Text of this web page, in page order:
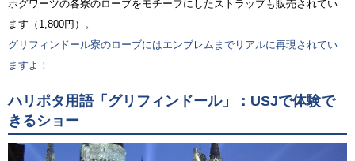
ホグワーツの各寮のローブをモチーフにしたストラップも販売されてい
ます（1,800円）。
グリフィンドール寮のローブにはエンブレムまでリアルに再現されてい
ますよ！
ハリポタ用語「グリフィンドール」：USJで体験で
きるショー